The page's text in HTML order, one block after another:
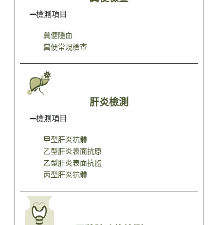
檢測項目
糞便隱血
糞便常規檢查
肝炎檢測
檢測項目
甲型肝炎抗體
乙型肝炎表面抗原
乙型肝炎表面抗體
丙型肝炎抗體